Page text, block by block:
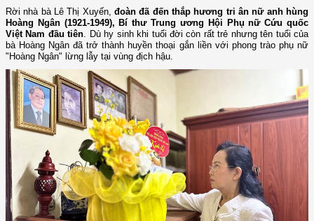
Rời nhà bà Lê Thị Xuyến, đoàn đã đến thắp hương tri ân nữ anh hùng
Hoàng Ngân (1921-1949), Bí thư Trung ương Hội Phụ nữ Cứu quốc
Việt Nam đầu tiên. Dù hy sinh khi tuổi đời còn rất trẻ nhưng tên tuổi của
bà Hoàng Ngân đã trở thành huyền thoại gắn liền với phong trào phụ nữ
"Hoàng Ngân" lừng lẫy tại vùng địch hậu.